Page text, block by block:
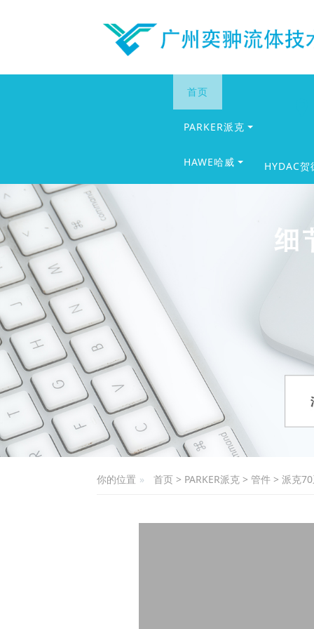
首页
PARKER派克
HAWE哈威 HYDAC贺
你的位置 首页 > PARKER派克 >管件 >派克